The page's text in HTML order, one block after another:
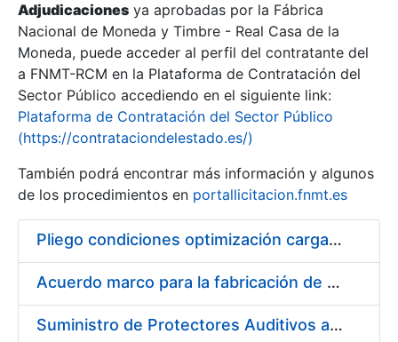
Mostrar/Ocultar
Mostrar/Ocultar
Adjudicaciones ya aprobadas por la Fábrica
Nacional de Moneda y Timbre - Real Casa de la
Moneda, puede acceder al perfil del contratante del
a FNMT-RCM en la Plataforma de Contratación del
Sector Público accediendo en el siguiente link:
Plataforma de Contratación del Sector Público
(https://contrataciondelestado.es/)
También podrá encontrar más información y algunos
de los procedimientos en portallicitacion.fnmt.es
Pliego condiciones optimización cargas compras firmado
Acuerdo marco para la fabricación de piezas
Suministro de Protectores Auditivos a medida para las personas trabajadoras de los Centros de Trabajo de Madrid y Burgos